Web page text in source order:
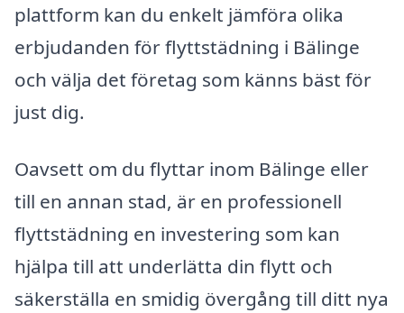
plattform kan du enkelt jämföra olika
erbjudanden för flyttstädning i Bälinge
och välja det företag som känns bäst för
just dig.
Oavsett om du flyttar inom Bälinge eller
till en annan stad, är en professionell
flyttstädning en investering som kan
hjälpa till att underlätta din flytt och
säkerställa en smidig övergång till ditt nya